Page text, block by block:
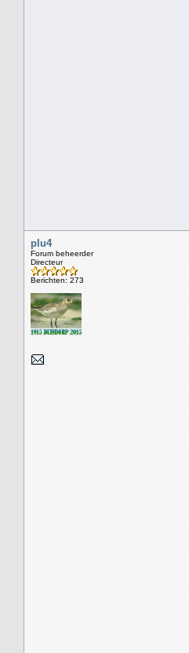
plu4
Forum beheerder
Directeur
Berichten: 273